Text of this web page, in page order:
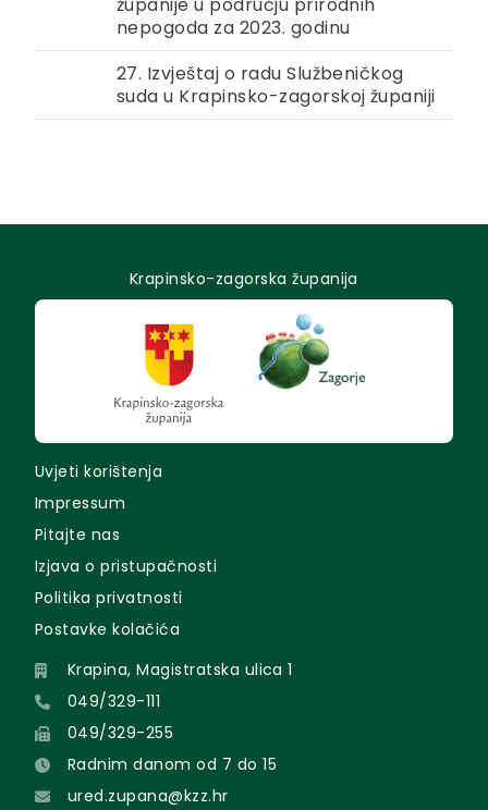
županije u području prirodnih
nepogoda za 2023. godinu
27. Izvještaj o radu Službeničkog
suda u Krapinsko-zagorskoj županiji
Krapinsko-zagorska županija
Uvjeti korištenja
Impressum
Pitajte nas
Izjava o pristupačnosti
Politika privatnosti
Postavke kolačića
Krapina, Magistratska ulica 1
049/329-111
049/329-255
Radnim danom od 7 do 15
ured.zupana@kzz.hr